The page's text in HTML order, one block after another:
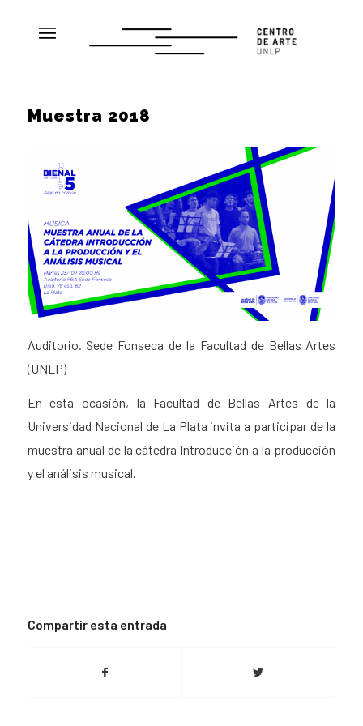
Muestra 2018
Auditorio. Sede Fonseca de la Facultad de Bellas Artes
(UNLP)
En esta ocasión, la Facultad de Bellas Artes de la
Universidad Nacional de La Plata invita a participar de la
muestra anual de la cátedra Introducción a la producción
y el análisis musical.
Compartir esta entrada